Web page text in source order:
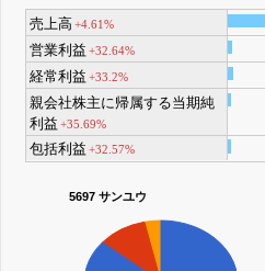
売上高+4.61%
営業利益 +32.64%
経常利益 +33.2%
親会社株主に帰属する当期純
利益 +35.69%
包括利益 +32.57%
5697 サンユウ